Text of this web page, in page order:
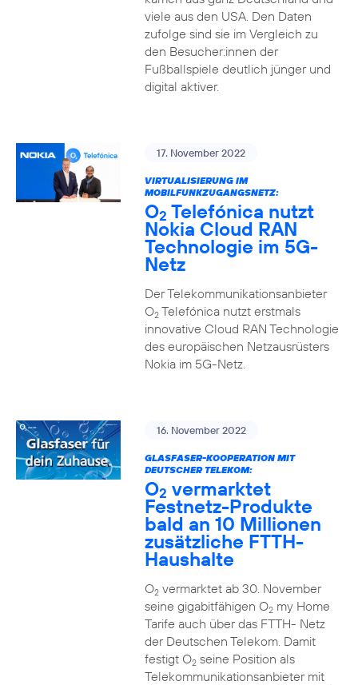
viele aus den USA. Den Daten
zufolge sind sie im Vergleich zu
den Besucher:innen der
Fußballspiele deutlich jünger und
digital aktiver.
17. November 2022
VIRTUALISIERUNG IM
MOBILFUNKZUGANGSNETZ:
O2 Telefónica nutzt
Nokia Cloud RAN
Technologie im 5G-
Netz
Der Telekommunikationsanbieter
O2Telefónica nutzt erstmals
innovative Cloud RAN Technologie
des europäischen Netzausrüsters
Nokia im 5G-Netz.
16. November 2022
GLASFASER-KOOPERATION MIT
DEUTSCHER TELEKOM:
O2 vermarktet
Festnetz-Produkte
bald an 10 Millionen
zusätzliche FTTH-
Haushalte
O2vermarktet ab 30. November
seine gigabitfähigen O2my Home
Tarife auch über das FTTH- Netz
der Deutschen Telekom. Damit
festigt O2seine Position als
Telekommunikationsanbieter mit